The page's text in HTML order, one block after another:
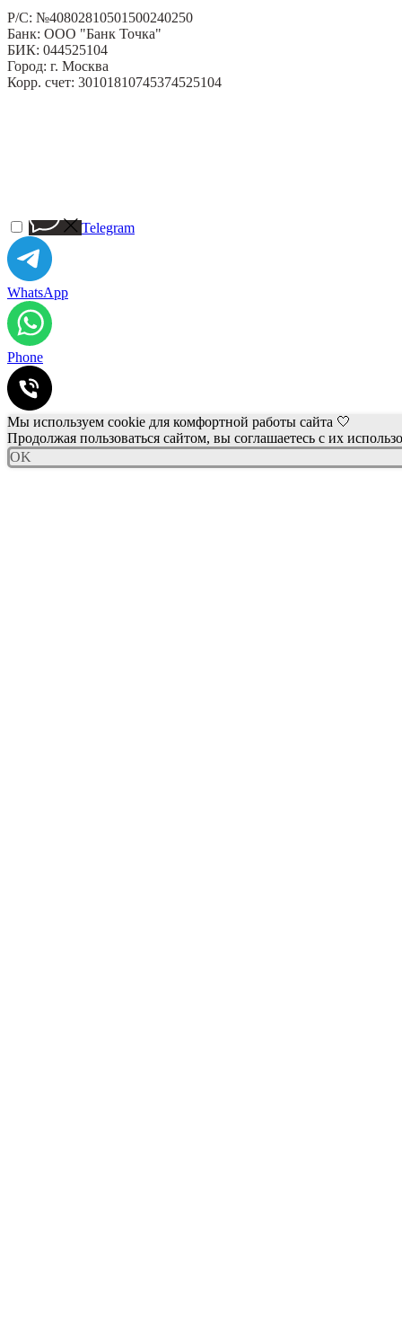
Р/С: №40802810501500240250
Банк: ООО "Банк Точка"
БИК: 044525104
Город: г. Москва
Корр. счет: 30101810745374525104
Telegram
WhatsApp
Phone
Мы используем cookie для комфортной работы сайта 🤍
Продолжая пользоваться сайтом, вы соглашаетесь с их
OK